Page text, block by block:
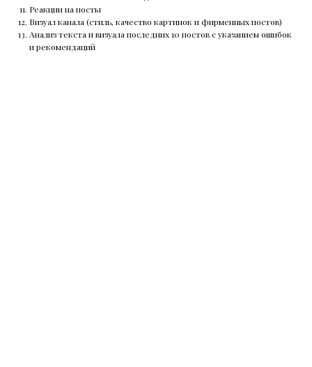
Реакции на посты
Визуал канала (стиль, качество картинок и фирменных постов)
Анализ текста и визуала последних 10 постов с указанием ошибок
и рекомендаций